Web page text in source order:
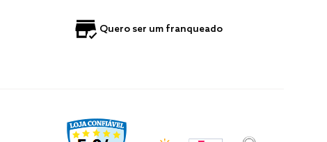
Quero ser um franqueado